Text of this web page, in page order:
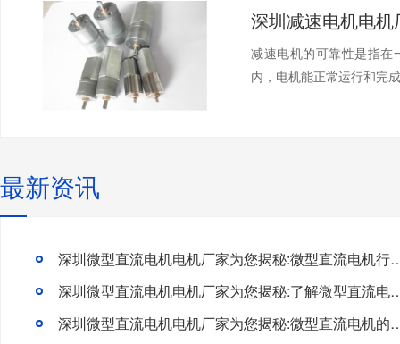
减速电机的可靠性是指在
内，电机能正常运行和
最新资讯
深圳微型直流电机电机厂家为您
深圳微型直流电机电机厂家为您揭
深圳微型直流电机电机厂家为